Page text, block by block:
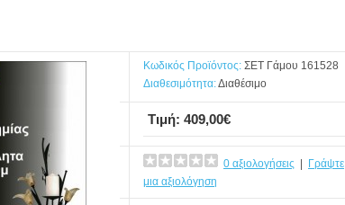
Κωδικός Προϊόντος: ΣΕΤ Γάμου 161528
Διαθεσιμότητα:Διαθέσιμο
Τιμή: 409,00€
0 αξιολογήσεις
Γράψτε
μια αξιολόγηση